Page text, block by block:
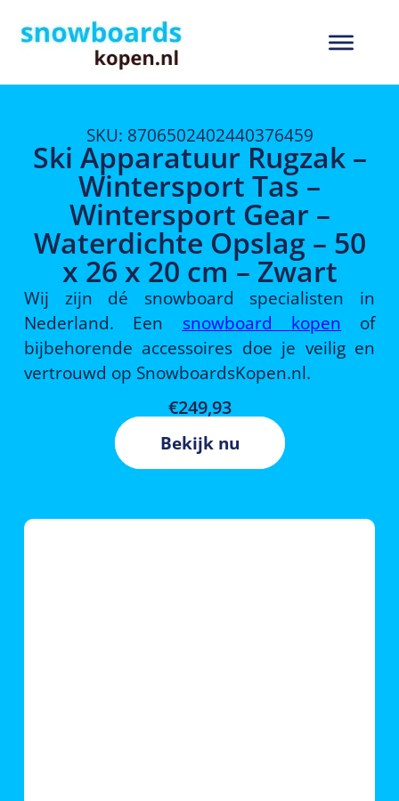
SKU: 8706502402440376459
Ski Apparatuur Rugzak –
Wintersport Tas –
Wintersport Gear –
Waterdichte Opslag – 50
x 26 x 20 cm – Zwart
Wij zijn dé snowboard specialisten in
Nederland. Een snowboard kopen of
bijbehorende accessoires doe je veilig en
vertrouwd op SnowboardsKopen.nl.
€249,93
Bekijk nu